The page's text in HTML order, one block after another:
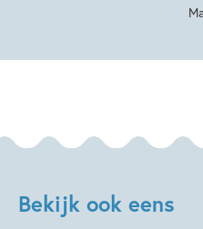
Bekijk ook eens